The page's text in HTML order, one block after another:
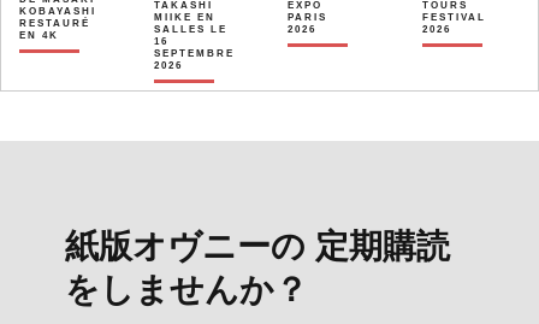
KOBAYASHI
RESTAURÉ
EN 4K
TAKASHI
MIIKE EN
SALLES LE
16
SEPTEMBRE
2026
EXPO
PARIS
2026
TOURS
FESTIVAL
2026
紙版オヴニーの 定期購読
をしませんか？